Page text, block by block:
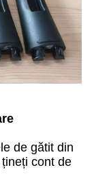
de gătit din
cont de